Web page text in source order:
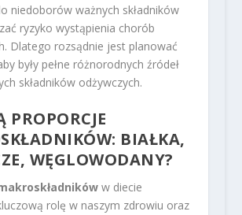
niedoborów ważnych składników
ryzyko wystąpienia chorób
Dlatego rozsądnie jest planować
były pełne różnorodnych źródeł
składników odżywczych.
PROPORCJE
BIAŁKA,
WĘGLOWODANY?
w diecie
rolę w naszym zdrowiu oraz